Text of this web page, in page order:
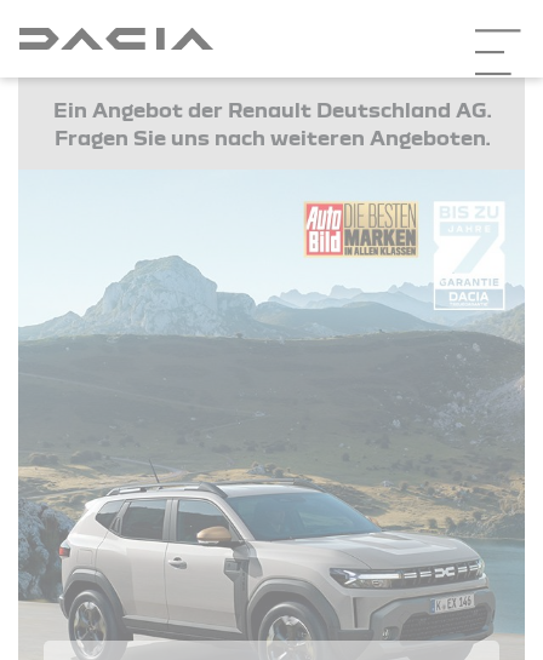
Ein Angebot der Renault Deutschland AG.
Fragen Sie uns nach weiteren Angeboten.